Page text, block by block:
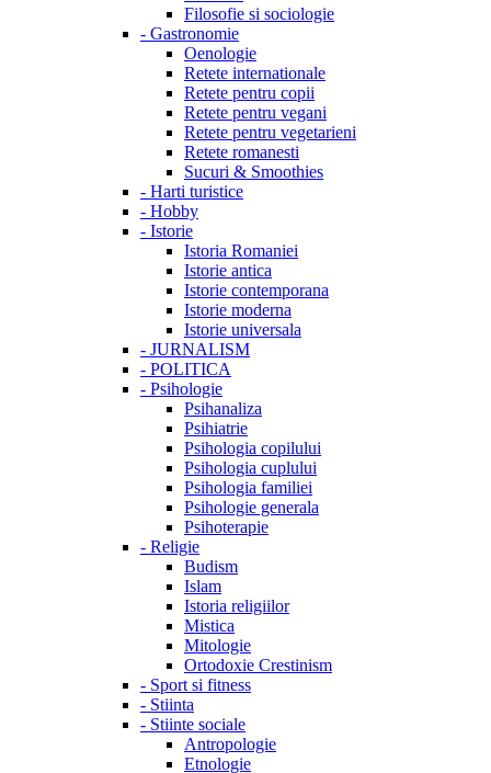
Filosofie si sociologie
- Gastronomie
Oenologie
Retete internationale
Retete pentru copii
Retete pentru vegani
Retete pentru vegetarieni
Retete romanesti
Sucuri & Smoothies
- Harti turistice
- Hobby
- Istorie
Istoria Romaniei
Istorie antica
Istorie contemporana
Istorie moderna
Istorie universala
- JURNALISM
- POLITICA
- Psihologie
Psihanaliza
Psihiatrie
Psihologia copilului
Psihologia cuplului
Psihologia familiei
Psihologie generala
Psihoterapie
- Religie
Budism
Islam
Istoria religiilor
Mistica
Mitologie
Ortodoxie Crestinism
- Sport si fitness
- Stiinta
- Stiinte sociale
Antropologie
Etnologie